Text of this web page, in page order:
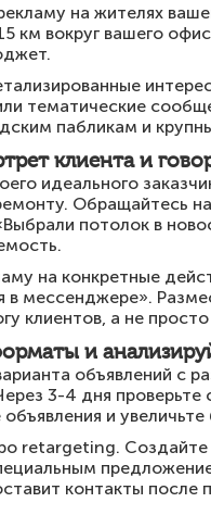
на жителях
км вокруг вашего
тематические
пабликам и
клиента и
идеального
Обращайтесь
потолок в
на конкретные
в мессенджере».
клиентов, а не
и
объявлений с
3-4 дня
и
retargeting.
контакты после